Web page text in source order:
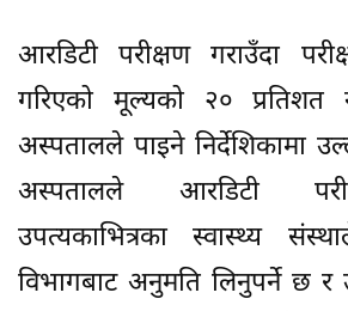
आरडिटी परीक्षण गराउँदा
गरिएको मूल्यको २०
अस्पतालले पाइने निर्देशिकामा
अस्पतालले आरडिटी
उपत्यकाभित्रका स्वास्थ्य
विभागबाट अनुमति लिनुपर्ने छ र